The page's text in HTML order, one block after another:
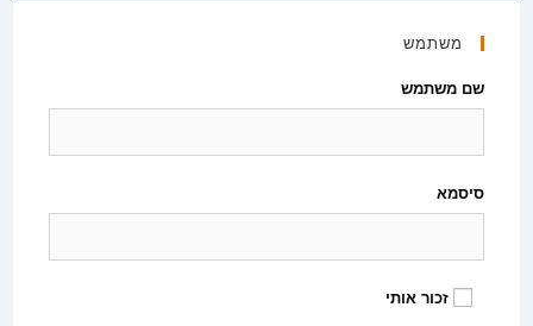
משתמש
שם משתמש
סיסמא
זכור אותי